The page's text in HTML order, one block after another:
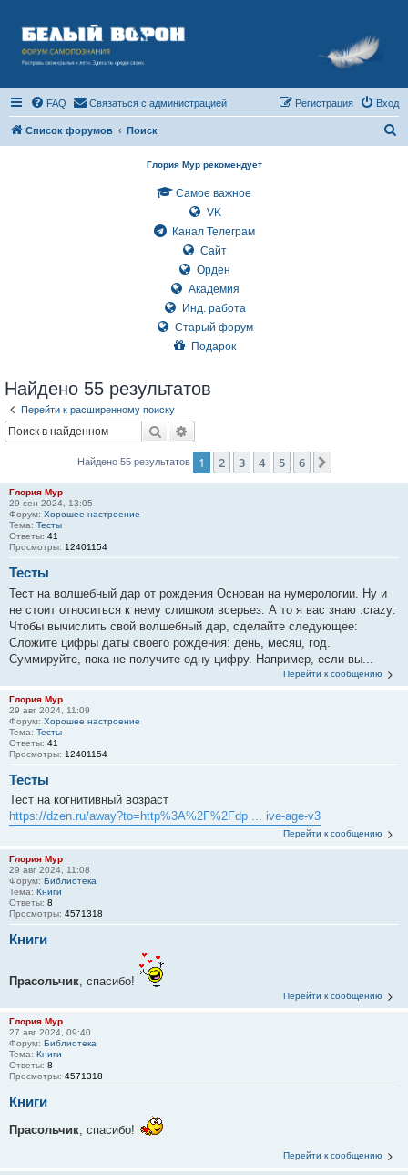
FAQ Связаться с администрацией Вход
Регистрация
Список форумов Поиск
Глория Мур рекомендует
Самое важное
VK
Канал Телеграм
Сайт
Орден
Академия
Инд. работа
Старый форум
Подарок
Найдено 55 результатов
Перейти к расширенному поиску
Поиск
Найдено 55 результатов 1 2 3 4 5 6
Глория Мур
29 сен 2024, 13:05
Форум: Хорошее настроение
Тема: Тесты
Ответы: 41
Просмотры: 12401154
Тесты
Тест на волшебный дар от рождения Основан на нумерологии. Ну и
не стоит относиться к нему слишком всерьез. А то я вас знаю :crazy:
Чтобы вычислить свой волшебный дар, сделайте следующее:
Сложите цифры даты своего рождения: день, месяц, год.
Суммируйте, пока не получите одну цифру. Например, если вы...
Перейти к сообщению
Глория Мур
29 авг 2024, 11:09
Форум: Хорошее настроение
Тема: Тесты
Ответы: 41
Просмотры: 12401154
Тесты
Тест на когнитивный возраст
https://dzen.ru/away?to=http%3A%2F%2Fdp ... ive-age-v3
Перейти к сообщению
Глория Мур
29 авг 2024, 11:08
Форум: Библиотека
Тема: Книги
Ответы: 8
Просмотры: 4571318
Книги
Прасольчик , спасибо!
Перейти к сообщению
Глория Мур
27 авг 2024, 09:40
Форум: Библиотека
Тема: Книги
Ответы: 8
Просмотры: 4571318
Книги
Прасольчик, спасибо!
Перейти к сообщению